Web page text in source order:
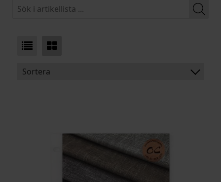
Sortera
ARTIKELKOD: